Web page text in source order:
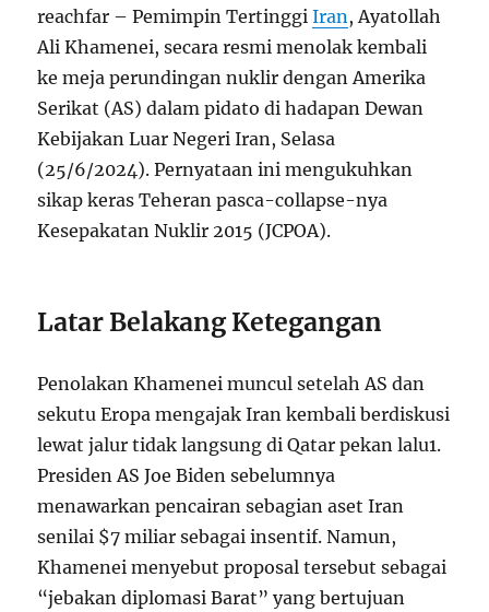
reachfar – Pemimpin TertinggiIran, Ayatollah
Ali Khamenei, secara resmi menolak kembali
ke meja perundingan nuklir dengan Amerika
Serikat (AS) dalam pidato di hadapan Dewan
Kebijakan Luar Negeri Iran, Selasa
(25/6/2024). Pernyataan ini mengukuhkan
sikap keras Teheran pasca-collapse-nya
Kesepakatan Nuklir 2015 (JCPOA).
Latar Belakang Ketegangan
Penolakan Khamenei muncul setelah AS dan
sekutu Eropa mengajak Iran kembali berdiskusi
lewat jalur tidak langsung di Qatar pekan lalu1.
Presiden AS Joe Biden sebelumnya
menawarkan pencairan sebagian aset Iran
senilai $7 miliar sebagai insentif. Namun,
Khamenei menyebut proposal tersebut sebagai
“jebakan diplomasi Barat” yang bertujuan